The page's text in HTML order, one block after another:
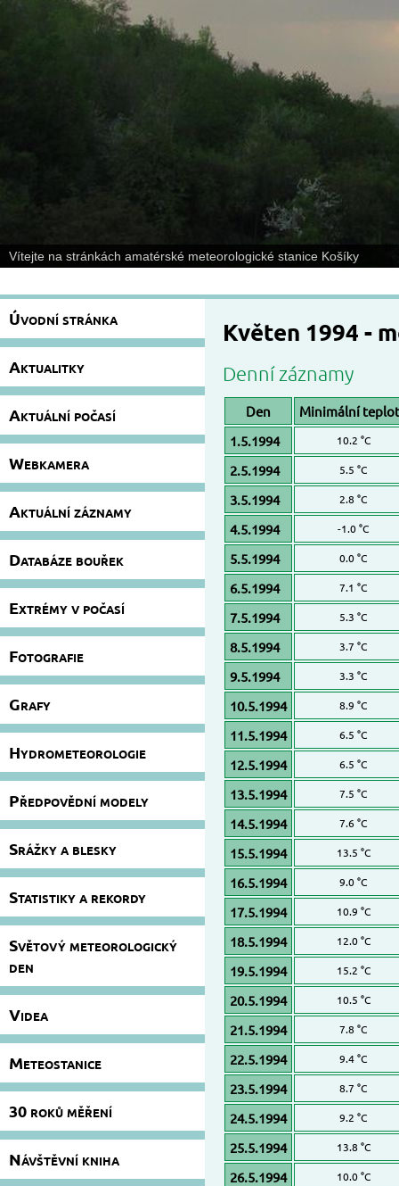
Vítejte na stránkách amatérské meteorologické stanice Košíky
Úvodní stránka
Aktualitky
Aktuální počasí
Webkamera
Aktuální záznamy
Databáze bouřek
Extrémy v počasí
Fotografie
Grafy
Hydrometeorologie
Předpovědní modely
Srážky a blesky
Statistiky a rekordy
Světový meteorologický
den
Videa
Meteostanice
30 roků měření
Návštěvní kniha
Květen 1994 -
Denní záznamy
Den
Minimální
1.5.1994
10.2 °C
2.5.1994 5.5 °C
3.5.1994 2.8 °C
4.5.1994 -1.0 °C
5.5.1994 0.0 °C
6.5.1994 7.1 °C
7.5.1994 5.3 °C
8.5.1994 3.7 °C
9.5.1994 3.3 °C
10.5.1994 8.9 °C
11.5.1994 6.5 °C
12.5.1994 6.5 °C
13.5.1994 7.5 °C
14.5.1994 7.6 °C
15.5.1994 13.5 °C
16.5.1994 9.0 °C
17.5.1994 10.9 °C
18.5.1994 12.0 °C
19.5.1994 15.2 °C
20.5.1994 10.5 °C
21.5.1994 7.8 °C
22.5.1994 9.4 °C
23.5.1994 8.7 °C
24.5.1994 9.2 °C
25.5.1994 13.8 °C
26.5.1994 10.0 °C